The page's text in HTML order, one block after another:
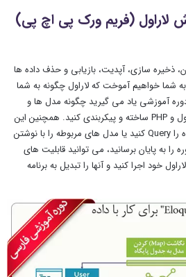
لاراول (فریم ورک پی اچ پی)
ذخیره سازی، آپدیت، بازیابی و حذف داده ها
شما خواهیم آموخت که لاراول چگونه به شما
آموزشی یاد می گیرید چگونه مدل ها و
جداول پایگاه داده را از طریق لاراول و PHP ساخته و پیکربندی کنید. همچنین این
دوره به شما می آموزد چگونه داده را Query کنید یا مدل های مربوطه را با نوشتن
به پایان برسانید، می توانید قابلیت های
خود اجرا کنید و آنها را تبدیل به برنامه